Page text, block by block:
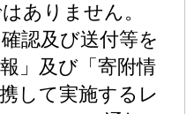
ありません。
認及び送付等を
」及び「寄附情
して実施するレ